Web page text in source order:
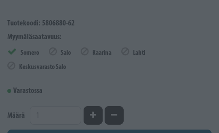
Tuotekoodi: 5806880-62
Myymäläsaatavuus:
Somero Salo Kaarina
Lahti
Keskusvarasto Salo
Varastossa
Määrä Kasvata määrääVähennä määrää